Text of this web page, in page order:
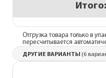
Итого:
Отгрузка товара только в
пересчитывается
ДРУГИЕ ВАРИАНТЫ (6